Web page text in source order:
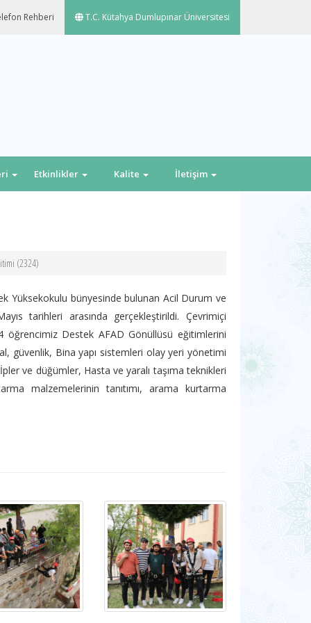
Rehberi T.C. Kütahya Dumlupınar Üniversitesi
Etkinlikler Kalite İletişim
(2324)
Yüksekokulu bünyesinde bulunan Acil Durum ve
tarihleri arasında gerçekleştirildi. Çevrimiçi
öğrencimiz Destek AFAD Gönüllüsü eğitimlerini
güvenlik, Bina yapı sistemleri olay yeri yönetimi
ve düğümler, Hasta ve yaralı taşıma teknikleri
malzemelerinin tanıtımı, arama kurtarma